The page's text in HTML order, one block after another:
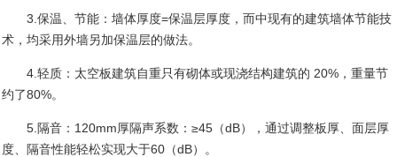
3.保温、节能：墙体厚度=保温层厚度，而中现有的建筑墙体节能技
术，均采用外墙另加保温层的做法。
4.轻质：太空板建筑自重只有砌体或现浇结构建筑的 20% ，重量节
约了80%。
5. 隔音： 120mm厚隔声系数：≥45 （dB），通过调整板厚、面层厚
度、隔音性能轻松实现大于60 （dB）。